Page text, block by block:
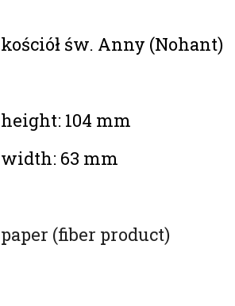
kościół św. Anny (Nohant)
height: 104 mm
width: 63 mm
paper (fiber product)